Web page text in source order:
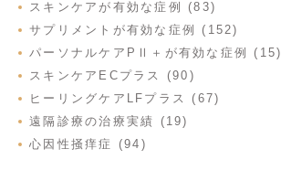
スキンケアが有効な症例 (83)
サプリメントが有効な症例 (152)
パーソナルケアPⅡ＋が有効な症例 (15)
スキンケアECプラス (90)
ヒーリングケアLFプラス (67)
遠隔診療の治療実績 (19)
心因性掻痒症 (94)